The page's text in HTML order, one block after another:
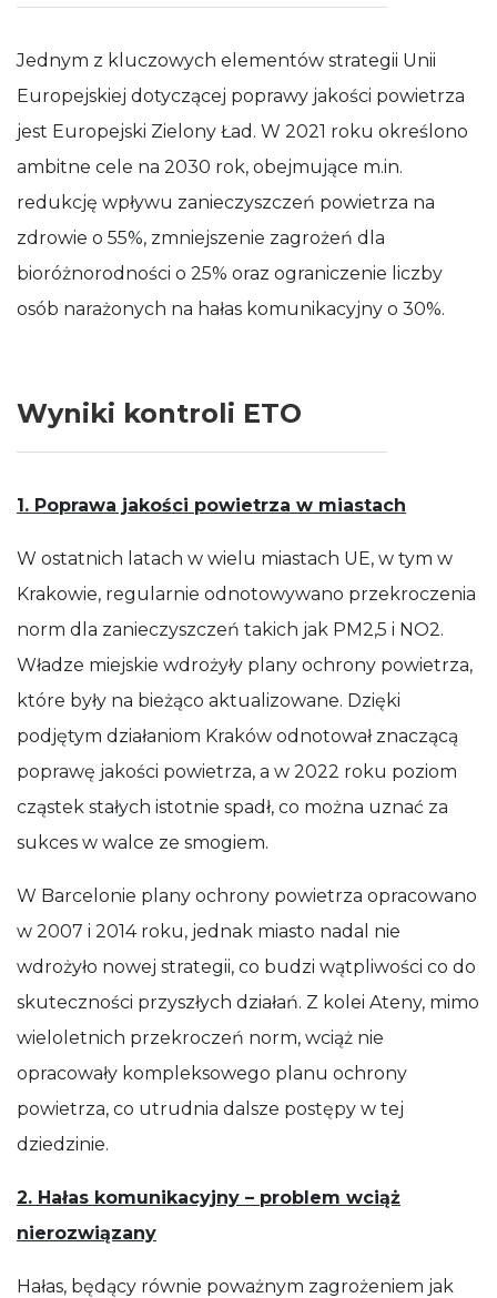
Jednym z kluczowych elementów strategii Unii
Europejskiej dotyczącej poprawy jakości powietrza
jest Europejski Zielony Ład. W 2021 roku określono
ambitne cele na 2030 rok, obejmujące m.in.
redukcję wpływu zanieczyszczeń powietrza na
zdrowie o 55%, zmniejszenie zagrożeń dla
bioróżnorodności o 25% oraz ograniczenie liczby
osób narażonych na hałas komunikacyjny o 30%.
Wyniki kontroli ETO
1. Poprawa jakości powietrza w miastach
W ostatnich latach w wielu miastach UE, w tym w
Krakowie, regularnie odnotowywano przekroczenia
norm dla zanieczyszczeń takich jak PM2,5 i NO2.
Władze miejskie wdrożyły plany ochrony powietrza,
które były na bieżąco aktualizowane. Dzięki
podjętym działaniom Kraków odnotował znaczącą
poprawę jakości powietrza, a w 2022 roku poziom
cząstek stałych istotnie spadł, co można uznać za
sukces w walce ze smogiem.
W Barcelonie plany ochrony powietrza opracowano
w 2007 i 2014 roku, jednak miasto nadal nie
wdrożyło nowej strategii, co budzi wątpliwości co do
skuteczności przyszłych działań. Z kolei Ateny, mimo
wieloletnich przekroczeń norm, wciąż nie
opracowały kompleksowego planu ochrony
powietrza, co utrudnia dalsze postępy w tej
dziedzinie.
2. Hałas komunikacyjny – problem wciąż
nierozwiązany
Hałas, będący równie poważnym zagrożeniem jak